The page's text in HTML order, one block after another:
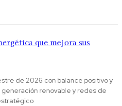
que mejora sus
de 2026 con balance positivo y
renovable y redes de